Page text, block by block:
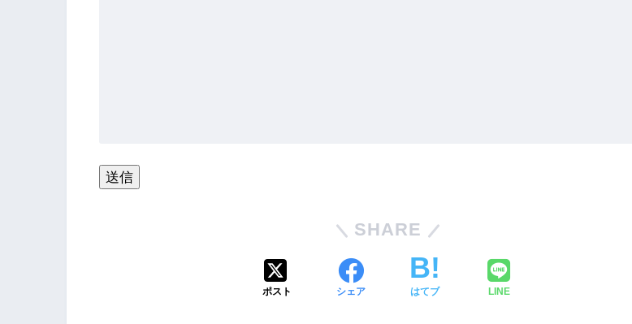
SHARE
ポスト シェア はてブ LINE